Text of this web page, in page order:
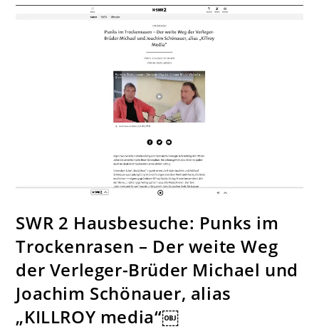
12.06.2022
Stadthalle
SWR 2 Hausbesuche: Punks im
Trockenrasen – Der weite Weg
der Verleger-Brüder Michael und
Joachim Schönauer, alias
„KILLROY media“￼